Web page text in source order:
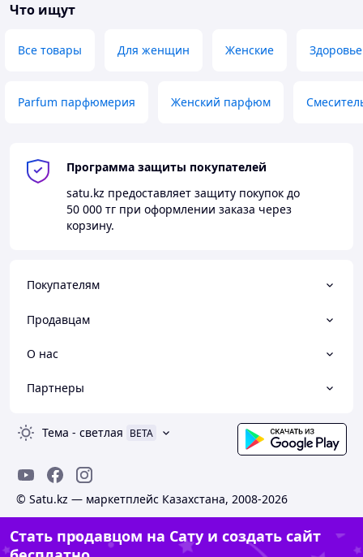
Что ищут
Все товары Для женщин Женские Здоровье
Parfum парфюмерия Женский парфюм
Программа защиты покупателей
satu.kz предоставляет защиту покупок до
50 000 тг при оформлении заказа через
корзину.
Покупателям
Продавцам
О нас
Партнеры
Тема - светлая BETA
© Satu.kz — маркетплейс Казахстана, 2008-2026
Стать продавцом на Сату и создать сайт